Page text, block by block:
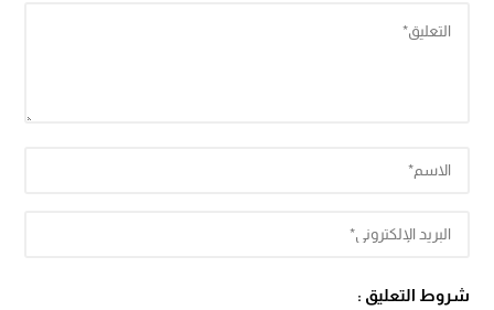
شروط التعليق :